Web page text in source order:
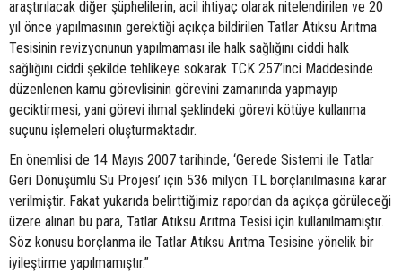
araştırılacak diğer şüphelilerin, acil ihtiyaç olarak nitelendirilen ve 20
yıl önce yapılmasının gerektiği açıkça bildirilen Tatlar Atıksu Arıtma
Tesisinin revizyonunun yapılmaması ile halk sağlığını ciddi halk
sağlığını ciddi şekilde tehlikeye sokarak TCK 257’inci Maddesinde
düzenlenen kamu görevlisinin görevini zamanında yapmayıp
geciktirmesi, yani görevi ihmal şeklindeki görevi kötüye kullanma
suçunu işlemeleri oluşturmaktadır.
En önemlisi de 14 Mayıs 2007 tarihinde, ‘Gerede Sistemi ile Tatlar
Geri Dönüşümlü Su Projesi’ için 536 milyon TL borçlanılmasına karar
verilmiştir. Fakat yukarıda belirttiğimiz rapordan da açıkça görüleceği
üzere alınan bu para, Tatlar Atıksu Arıtma Tesisi için kullanılmamıştır.
Söz konusu borçlanma ile Tatlar Atıksu Arıtma Tesisine yönelik bir
iyileştirme yapılmamıştır.”